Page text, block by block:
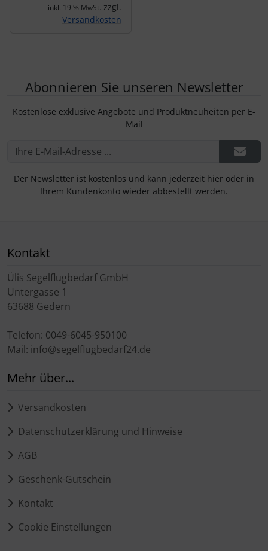
inkl. 19 % MwSt. zzgl.
Versandkosten
Abonnieren Sie unseren Newsletter
Kostenlose exklusive Angebote und Produktneuheiten per E-
Mail
Der Newsletter ist kostenlos und kann jederzeit hier oder in
Ihrem Kundenkonto wieder abbestellt werden.
Kontakt
Ülis Segelflugbedarf GmbH
Untergasse 1
63688 Gedern
Telefon: 0049-6045-950100
Mail: info@segelflugbedarf24.de
Mehr über...
Versandkosten
Datenschutzerklärung und Hinweise
AGB
Geschenk-Gutschein
Kontakt
Cookie Einstellungen